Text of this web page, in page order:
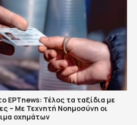
ΕΡΤnews: Τέλος τα ταξίδια με
– Με Τεχνητή Νοημοσύνη οι
οχημάτων